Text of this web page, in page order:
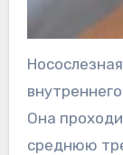
Она
среднюю